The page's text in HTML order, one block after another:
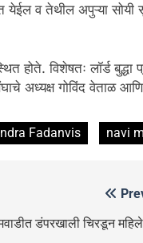
येईल व तेथील अपुऱ्या
होते. विशेषतः लॉर्ड
अध्यक्ष गोविंद वेताळ
Fadanvis navi
डंपरखाली चिरडून